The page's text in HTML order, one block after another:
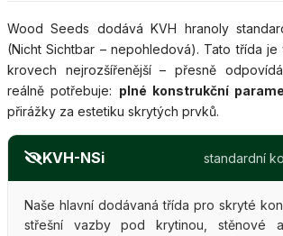
Wood Seeds dodává KVH hranoly
(Nicht Sichtbar – nepohledová). Tato třída
krovech nejrozšířenější – přesně
reálně potřebuje: plné konstrukční
přirážky za estetiku skrytých prvků.
KVH-NSi standardní
Naše hlavní dodávaná třída pro skryté
střešní vazby pod krytinou, stěnové